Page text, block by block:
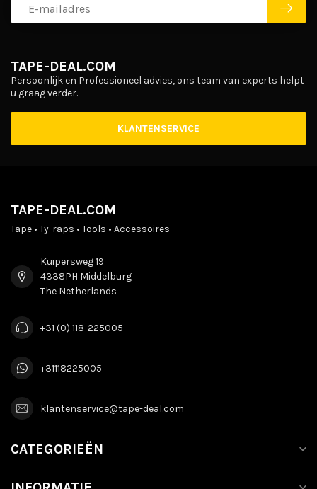
TAPE-DEAL.COM
Persoonlijk en Professioneel advies, ons team van experts helpt
u graag verder.
KLANTENSERVICE
TAPE-DEAL.COM
Tape • Ty-raps • Tools • Accessoires
Kuipersweg 19
4338PH Middelburg
The Netherlands
+31 (0) 118-225005
+31118225005
klantenservice@tape-deal.com
CATEGORIEËN